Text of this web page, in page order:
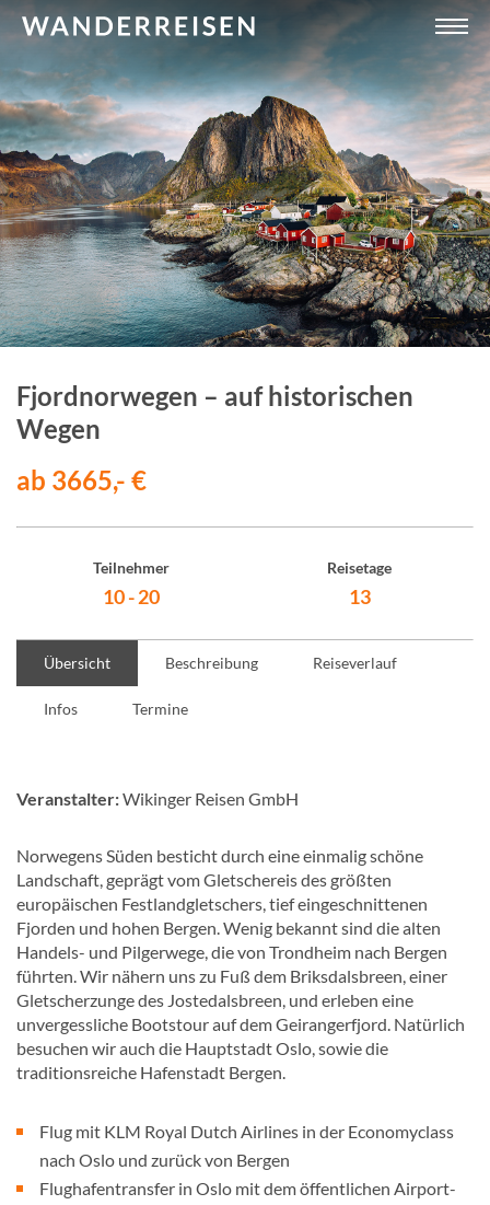
Fjordnorwegen – auf historischen
Wegen
ab 3665,- €
Teilnehmer
10 - 20
Reisetage
13
Übersicht Beschreibung Reiseverlauf
Infos Termine
Veranstalter:Wikinger Reisen GmbH
Norwegens Süden besticht durch eine einmalig schöne
Landschaft, geprägt vom Gletschereis des größten
europäischen Festlandgletschers, tief eingeschnittenen
Fjorden und hohen Bergen. Wenig bekannt sind die alten
Handels- und Pilgerwege, die von Trondheim nach Bergen
führten. Wir nähern uns zu Fuß dem Briksdalsbreen, einer
Gletscherzunge des Jostedalsbreen, und erleben eine
unvergessliche Bootstour auf dem Geirangerfjord. Natürlich
besuchen wir auch die Hauptstadt Oslo, sowie die
traditionsreiche Hafenstadt Bergen.
Flug mit KLM Royal Dutch Airlines in der Economyclass
nach Oslo und zurück von Bergen
Flughafentransfer in Oslo mit dem öffentlichen Airport-